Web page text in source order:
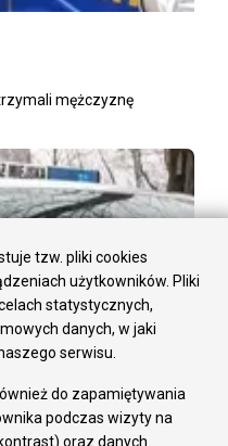
mężczyznę
tzw. pliki cookies
użytkowników. Pliki
statystycznych,
danych, w jaki
serwisu.
do zapamiętywania
podczas wizyty na
oraz danych